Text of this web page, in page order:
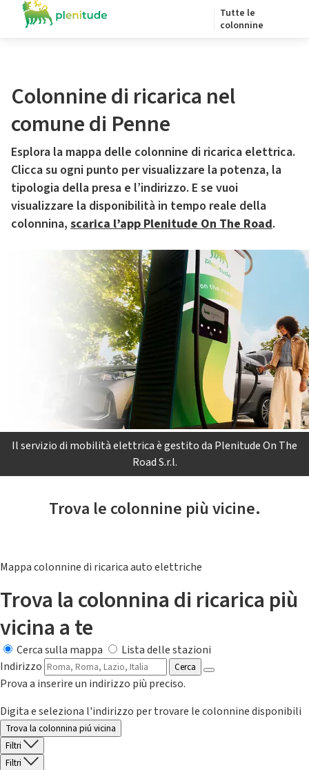
Tutte le
colonnine
Colonnine di ricarica nel
comune di Penne
Esplora la mappa delle colonnine di ricarica elettrica.
Clicca su ogni punto per visualizzare la potenza, la
tipologia della presa e l’indirizzo. E se vuoi
visualizzare la disponibilità in tempo reale della
colonnina, scarica l’app Plenitude On The Road.
Il servizio di mobilità elettrica è gestito da Plenitude On The
Road S.r.l.
Trova le colonnine più vicine.
Mappa colonnine di ricarica auto elettriche
Trova la colonnina di ricarica più
vicina a te
Cerca sulla mappa
Lista delle stazioni
Indirizzo
Cerca
Prova a inserire un indirizzo più preciso.
Digita e seleziona l'indirizzo per trovare le colonnine disponibili
Trova la colonnina piú vicina
Filtri
Filtri